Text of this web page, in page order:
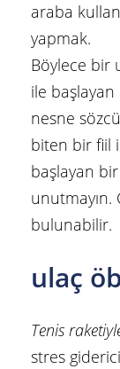
araba
yapmak.
Böylece bir
ile
nesne
biten bir fiil
başlayan
bulunabilir.
ulaç
Tenis
stres